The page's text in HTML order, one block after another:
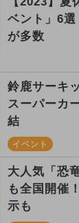
ベント」6
が多数
鈴鹿サーキ
スーパーカ
結
イベント
大人気「恐
も全国開催
示も